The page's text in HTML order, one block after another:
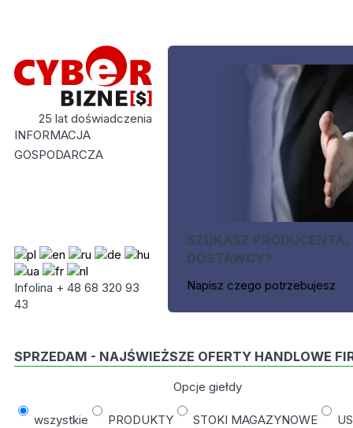
25 lat doświadczenia
INFORMACJA
GOSPODARCZA
Infolina + 48 68 320 93
43
SZUKASZ PRODUCENTA,
DOSTAWCY?
Napisz czego potrzebujesz
SPRZEDAM - NAJŚWIEŻSZE OFERTY HANDLOWE
Opcje giełdy
wszystkie PRODUKTY STOKI MAGAZYNOWE